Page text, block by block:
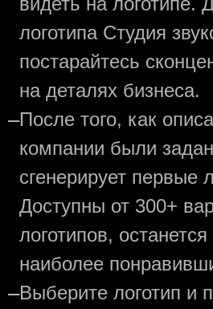
логотипа Студия
постарайтесь
на деталях бизнеса.
—После того, как
компании были
сгенерирует первые
Доступны от 300+
логотипов,
наиболее
—Выберите логотип и